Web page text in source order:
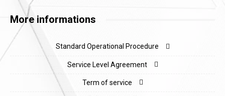
More informations
Standard Operational Procedure
Service Level Agreement
Term of service